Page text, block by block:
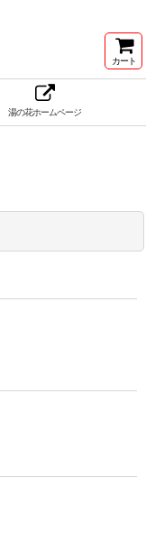
カート
湯の花ホームページ